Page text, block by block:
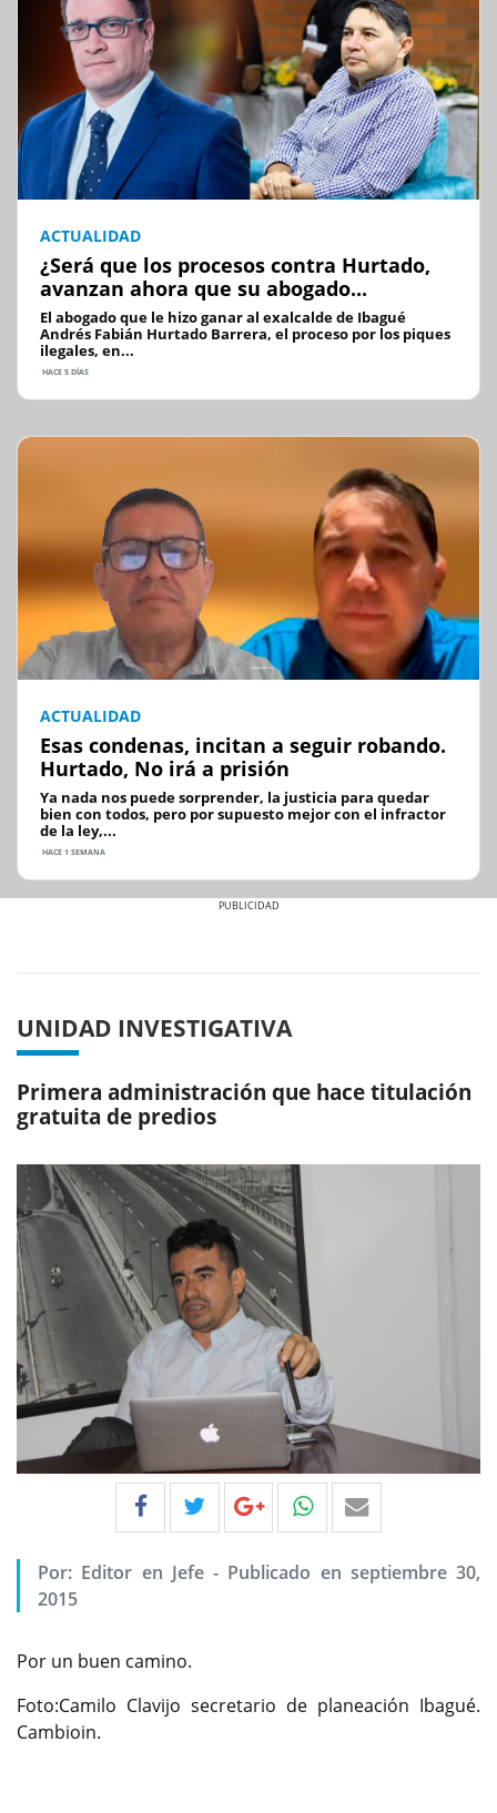
ACTUALIDAD
¿Será que los procesos contra Hurtado,
avanzan ahora que su abogado...
El abogado que le hizo ganar al exalcalde de Ibagué
Andrés Fabián Hurtado Barrera, el proceso por los piques
ilegales, en...
HACE 5 DÍAS
ACTUALIDAD
Esas condenas, incitan a seguir robando.
Hurtado, No irá a prisión
Ya nada nos puede sorprender, la justicia para quedar
bien con todos, pero por supuesto mejor con el infractor
de la ley,...
HACE 1 SEMANA
UNIDAD INVESTIGATIVA
Primera administración que hace titulación
gratuita de predios
Por: Editor en Jefe- Publicado en septiembre 30,
2015
Por un buen camino.
Foto:Camilo Clavijo secretario de planeación Ibagué.
Cambioin.